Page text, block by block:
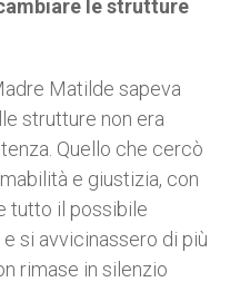
le strutture
Matilde sapeva
strutture non era
Quello che cercò
e giustizia, con
tutto il possibile
si avvicinassero di più
rimase in silenzio